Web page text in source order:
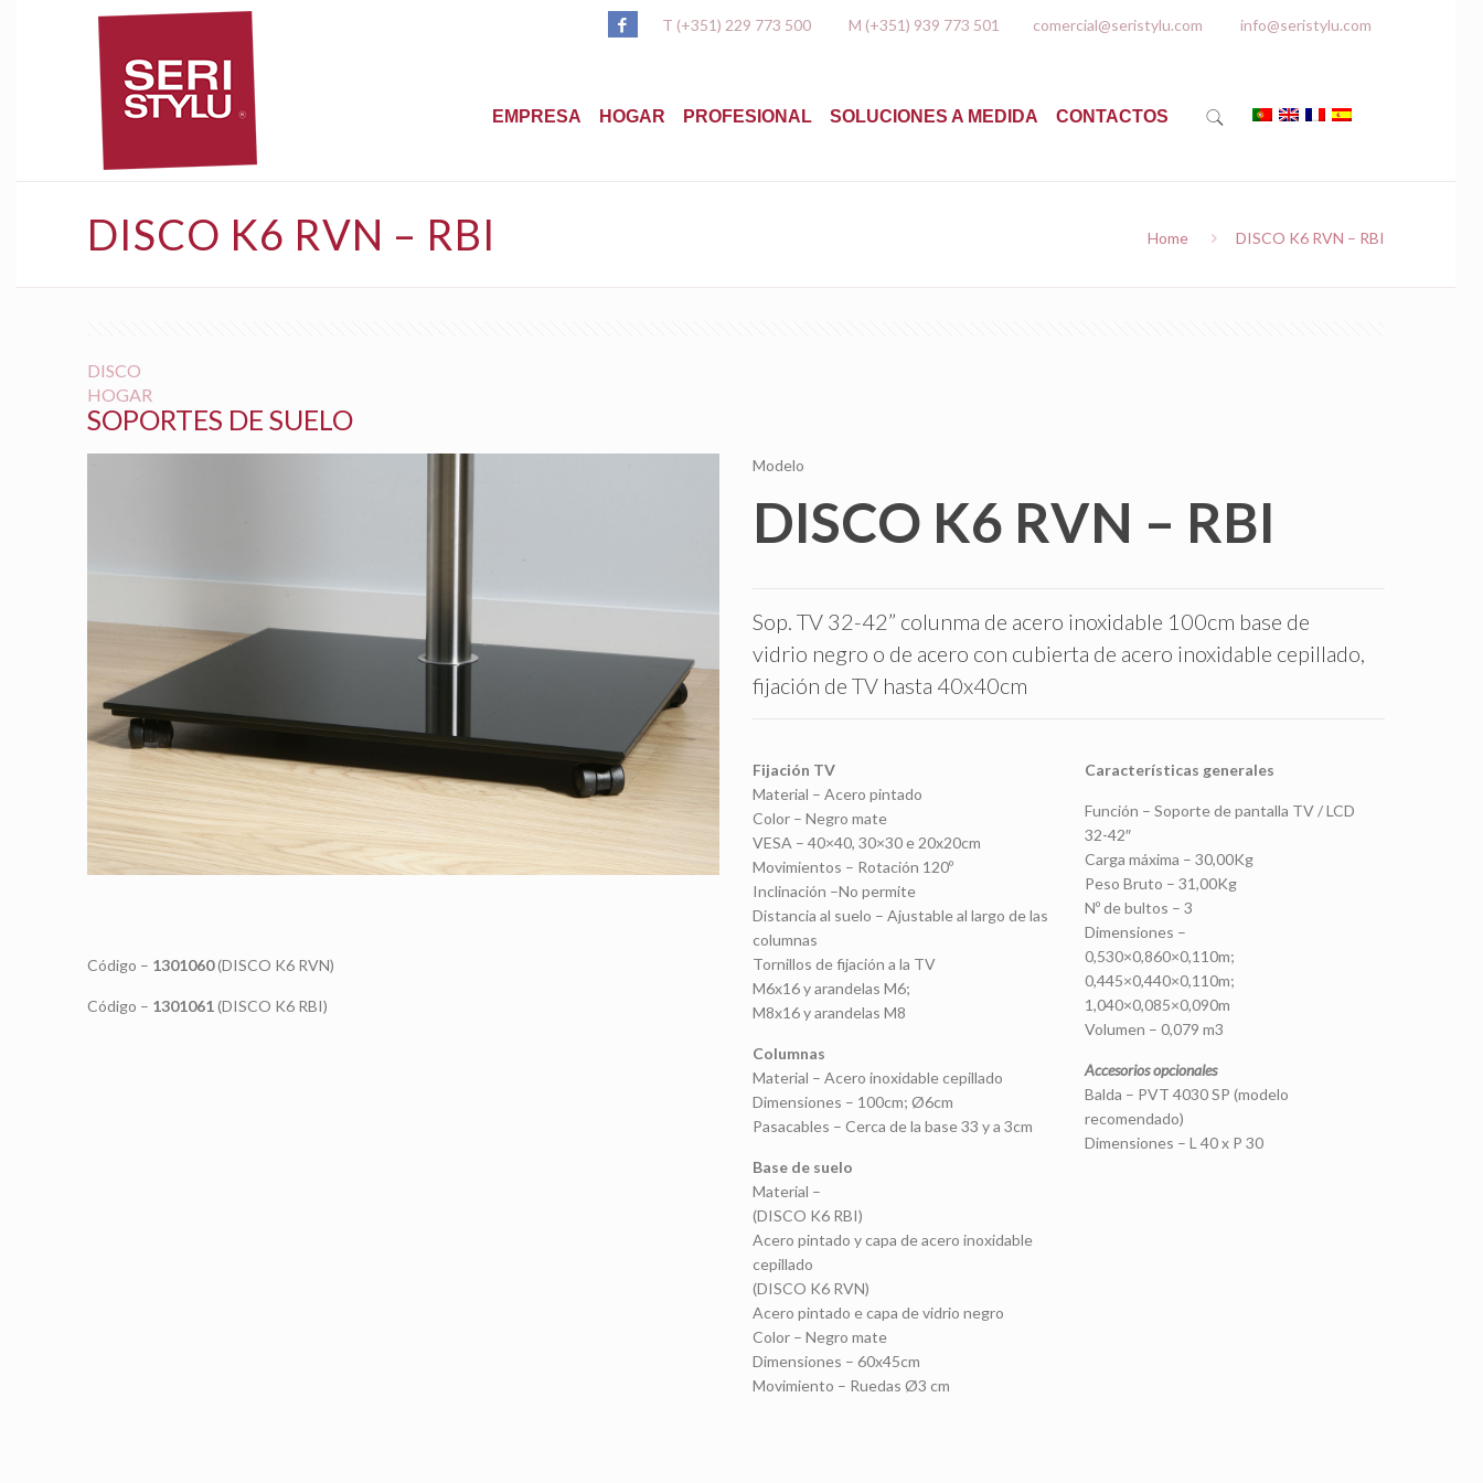
T (+351) 229 773 500 M (+351) 939 773 501 comercial@seristylu.com info@seristylu.com
EMPRESA HOGAR PROFESIONAL SOLUCIONES A MEDIDA CONTACTOS
DISCO K6 RVN – RBI Home DISCO K6 RVN – RBI
DISCO
HOGAR
SOPORTES DE SUELO
Código – 1301060(DISCO K6 RVN)
Código – 1301061(DISCO K6 RBI)
Modelo
DISCO K6 RVN – RBI
Sop. TV 32-42” colunma de acero inoxidable 100cm base de
vidrio negro o de acero con cubierta de acero inoxidable cepillado,
fijación de TV hasta 40x40cm
Fijación TV
Material – Acero pintado
Color – Negro mate
VESA – 40×40, 30×30 e 20x20cm
Movimientos – Rotación 120º
Inclinación –No permite
Distancia al suelo – Ajustable al largo de las
columnas
Tornillos de fijación a la TV
M6x16 y arandelas M6;
M8x16 y arandelas M8
Columnas
Material – Acero inoxidable cepillado
Dimensiones – 100cm; Ø6cm
Pasacables – Cerca de la base 33 y a 3cm
Base de suelo
Material –
(DISCO K6 RBI)
Acero pintado y capa de acero inoxidable
cepillado
(DISCO K6 RVN)
Acero pintado e capa de vidrio negro
Color – Negro mate
Dimensiones – 60x45cm
Movimiento – Ruedas Ø3 cm
Características generales
Función – Soporte de pantalla TV / LCD
32-42″
Carga máxima – 30,00Kg
Peso Bruto – 31,00Kg
Nº de bultos – 3
Dimensiones –
0,530×0,860×0,110m;
0,445×0,440×0,110m;
1,040×0,085×0,090m
Volumen – 0,079 m3
Accesorios opcionales
Balda – PVT 4030 SP (modelo
recomendado)
Dimensiones – L 40 x P 30